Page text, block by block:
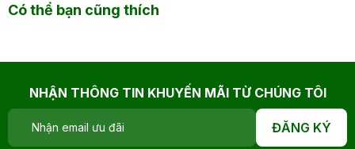
Có thể bạn cũng thích
NHẬN THÔNG TIN KHUYẾN MÃI TỪ CHÚNG TÔI
ĐĂNG KÝ